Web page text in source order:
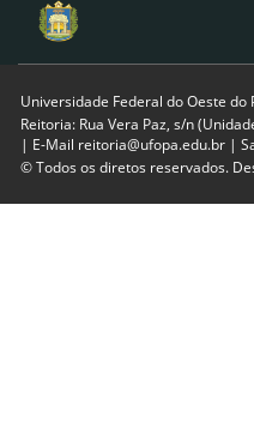
Universidade Federal do Oeste do
Reitoria: Rua Vera Paz, s/n
| E-Mail reitoria@ufopa.edu.br |
© Todos os diretos reservados.